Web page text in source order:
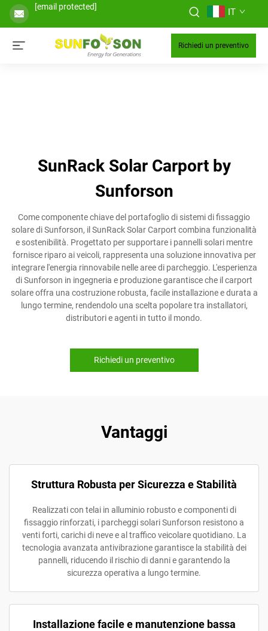
[email protected] IT
Richiedi un preventivo
SunRack Solar Carport by
Sunforson
Come componente chiave del portafoglio di sistemi di fissaggio
solare di Sunforson, il SunRack Solar Carport combina funzionalità
e sostenibilità. Progettato per supportare i pannelli solari mentre
fornisce riparo ai veicoli, rappresenta una soluzione innovativa per
integrare l'energia rinnovabile nelle aree di parcheggio. L'esperienza
di Sunforson in ingegneria e produzione garantisce che il carport
solare offra una costruzione robusta, facile installazione e durata a
lungo termine, rendendolo una scelta popolare tra installatori,
distributori e agenti in tutto il mondo.
Richiedi un preventivo
Vantaggi
Struttura Robusta per Sicurezza e Stabilità
Realizzati con telai in alluminio robusto e componenti di
fissaggio rinforzati, i parcheggi solari Sunforson resistono a
venti forti, carichi di neve e al traffico veicolare quotidiano. La
tecnologia avanzata antivibrazione garantisce la stabilità dei
pannelli, riducendo il rischio di danni e garantendo la
sicurezza operativa a lungo termine.
Installazione facile e manutenzione bassa